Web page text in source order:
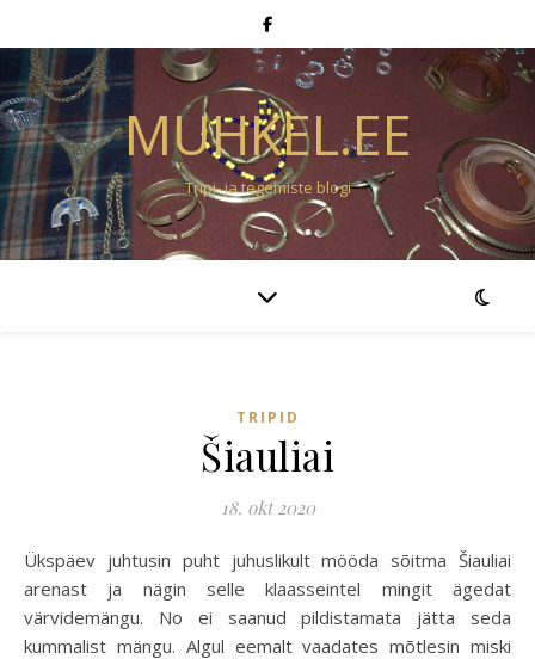
MUHKEL.EE
Tripi- ja tegemiste blogi
TRIPID
Šiauliai
18. okt 2020
Ükspäev juhtusin puht juhuslikult mööda sõitma Šiauliai
arenast ja nägin selle klaasseintel mingit ägedat
värvidemängu. No ei saanud pildistamata jätta seda
kummalist mängu. Algul eemalt vaadates mõtlesin miski